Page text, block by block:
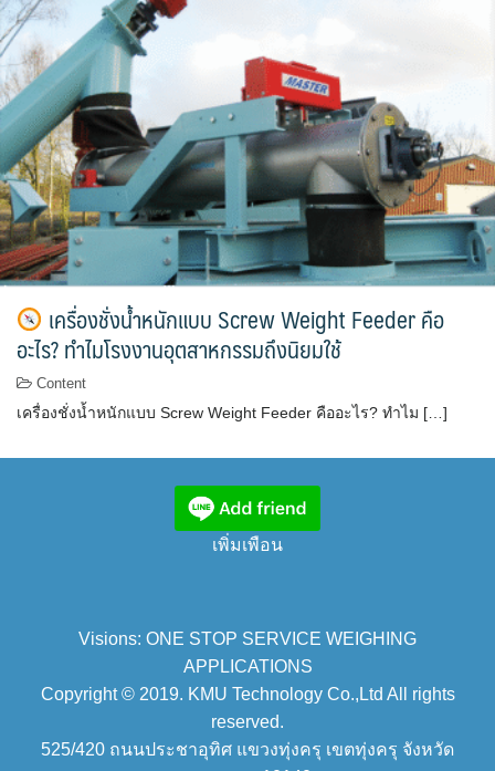
เครื่องชั่งน้ำหนักแบบ Screw Weight Feeder คือ
อะไร? ทำไมโรงงานอุตสาหกรรมถึงนิยมใช้
Content
เครื่องชั่งน้ำหนักแบบ Screw Weight Feeder คืออะไร? ทำไม […]
เพิ่มเพือน
Visions: ONE STOP SERVICE WEIGHING
APPLICATIONS
Copyright © 2019. KMU Technology Co.,Ltd All rights
reserved.
525/420 ถนนประชาอุทิศ แขวงทุ่งครุ เขตทุ่งครุ จังหวัด